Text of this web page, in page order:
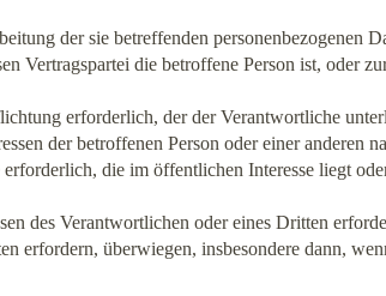
der sie betreffenden personenbezogenen
Vertragspartei die betroffene Person ist,
erforderlich, der der Verantwortliche
der betroffenen Person oder einer anderen
die im öffentlichen Interesse liegt
des Verantwortlichen oder eines Dritten
erfordern, überwiegen, insbesondere dann,